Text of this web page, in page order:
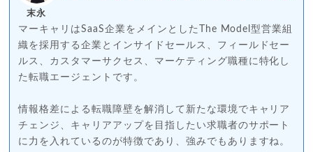
末永
マーキャリはSaaS企業をメインとしたThe Model型営業組
織を採用する企業とインサイドセールス、フィールドセー
ルス、カスタマーサクセス、マーケティング職種に特化し
た転職エージェントです。
情報格差による転職障壁を解消して新たな環境でキャリア
チェンジ、キャリアアップを目指したい求職者のサポート
に力を入れているのが特徴であり、強みでもありますね。